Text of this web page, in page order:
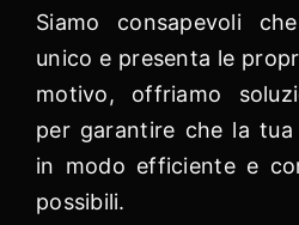
Siamo consapevoli
unico e presenta le
motivo, offriamo
per garantire che la tua
in modo efficiente e
possibili.